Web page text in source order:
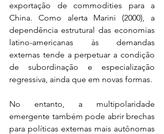
exportação de commodities para a
China. Como alerta Marini (2000), a
dependência estrutural das economias
latino-americanas às demandas
externas tende a perpetuar a condição
de subordinação e especialização
regressiva, ainda que em novas formas.
No entanto, a multipolaridade
emergente também pode abrir brechas
para políticas externas mais autônomas